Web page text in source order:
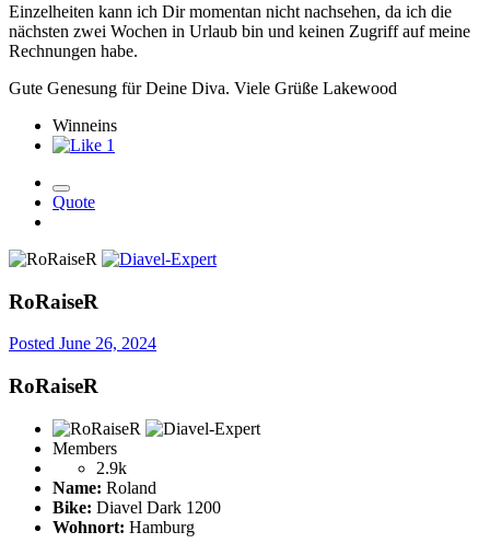
Einzelheiten kann ich Dir momentan nicht nachsehen, da ich die
nächsten zwei Wochen in Urlaub bin und keinen Zugriff auf meine
Rechnungen habe.
Gute Genesung für Deine Diva. Viele Grüße Lakewood
Winneins
1
Quote
RoRaiseR
Posted June 26, 2024
RoRaiseR
Members
2.9k
Name: Roland
Bike: Diavel Dark 1200
Wohnort: Hamburg